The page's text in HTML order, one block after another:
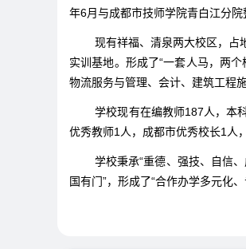
年6月与成都市技师学院青白江分
现有祥福、清泉两大校区，占
实训基地。形成了“一套人马，两
物流服务与管理、会计、建筑工程
学校现有在编教师187人，本
优秀教师1人，成都市优秀校长1人
学校秉承“重德、强技、自信
国有门”，形成了“合作办学多元化